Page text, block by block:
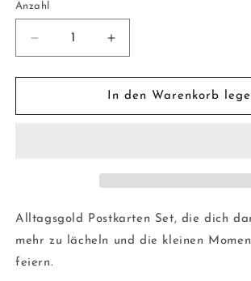
Anzahl
Anzahl
Verringere
die
Menge
Postkarten
Erhöhe
die
Menge
für
Postkarten
In den Warenkorb
Alltagsgold Postkarten Set, die dich
mehr zu lächeln und die kleinen
feiern.